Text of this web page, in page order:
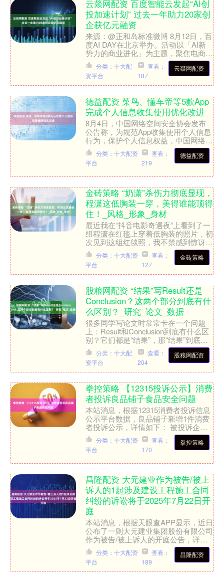
云燚网配资 百度智能云发起“AI创
投加速计划” 过去一年助力20家创
企获亿元融资
来源：@正和岛标准微博 8月12日，百
度AI DAY在北京举办。活动以「AI新
势力的商业进化」为主题，聚焦电商、
游戏、可穿戴设备、具身智能等创新和
重点赛道，全面....
云燚网配资
分类：十大配
资平台
查看：
187
德益配资 菜鸟、懂车帝等5款App
完成个人信息收集使用优化改进
8月4日，中国网络空间安全协会发布
公告称，为规范App收集使用个人信息
行为，保护个人信息权益，中国网络空
间安全协会组织指导邮件快件寄递、二
手车交易、旅游服务等3....
德益配资
分类：十大配资
平台
查看：
219
金砖策略 “奶潇”杀伤力彻底显现，
程潇这低胸装一穿，美得谁能顶得
住！_风格_形象_身材
最近我在“抖音电影奇遇夜”上看到了一
组程潇在红毯上穿着低胸装的照片，初
次见到这组红毯照，我不禁感到惊讶。
以往对她的印象多是甜美的小女孩形
象，没想到这次她的造型竟....金砖策略
分类：十大配资
平台
查看：
127
股粮网配资 “结果”写Result还是
Conclusion？这两个部分到底有什
么区别？_研究_论文_数据
很多同学写论文时常常卡在一个问题
上：Result和Conclusion到底有什么区
别？它们都是“结果”，那“结果”到底该
写在哪部分？虽然这两个部分都围
绕“结果”....
股粮网配资
分类：十大配
资平台
查看：
204
拳控策略 【12315投诉公示】消费
者投诉良品铺子食品安全问题
本站消息，根据12315消费者投诉信息
公示平台数据，良品铺子新增1件消费
者投诉公示，详情如下： 被投诉企
业：良品铺子投诉基本信息：2025年
07月18日，消费者....
拳控策略
分类：十大配资
平台
查看：
170
昌隆配资 大元建业作为被告/被上
诉人的1起涉及建设工程施工合同
纠纷的诉讼将于2025年7月22日开
庭
本站消息，根据天眼查APP显示，近日
公布了一则大元建业集团股份有限公司
作为被告/被上诉人的开庭公告，详细
内容如下： 案号：（2025）冀0802民
初3173号审....
昌隆配资
分类：十大配资
平台
查看：
189